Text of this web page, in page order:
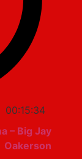
00:15:34
– Big Jay
Oakerson